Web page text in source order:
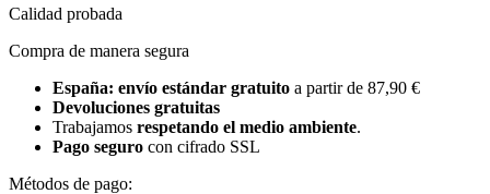
Calidad probada
Compra de manera segura
España: envío estándar gratuito a partir de 87,90 €
Devoluciones gratuitas
Trabajamos respetando el medio ambiente.
Pago seguro con cifrado SSL
Métodos de pago: